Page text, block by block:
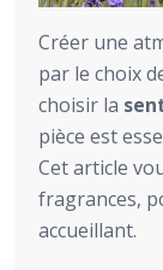
Créer une
par le choix
choisir la
pièce est
Cet article
fragrances,
accueillant.